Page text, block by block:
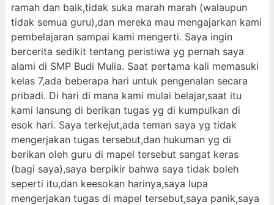
ramah dan baik,tidak suka marah marah (walaupun
tidak semua guru),dan mereka mau mengajarkan kami
pembelajaran sampai kami mengerti. Saya ingin
bercerita sedikit tentang peristiwa yg pernah saya
alami di SMP Budi Mulia. Saat pertama kali memasuki
kelas 7,ada beberapa hari untuk pengenalan secara
pribadi. Di hari di mana kami mulai belajar,saat itu
kami lansung di berikan tugas yg di kumpulkan di
esok hari. Saya terkejut,ada teman saya yg tidak
mengerjakan tugas tersebut,dan hukuman yg di
berikan oleh guru di mapel tersebut sangat keras
(bagi saya),saya berpikir bahwa saya tidak boleh
seperti itu,dan keesokan harinya,saya lupa
mengerjakan tugas di mapel tersebut,saya panik,saya